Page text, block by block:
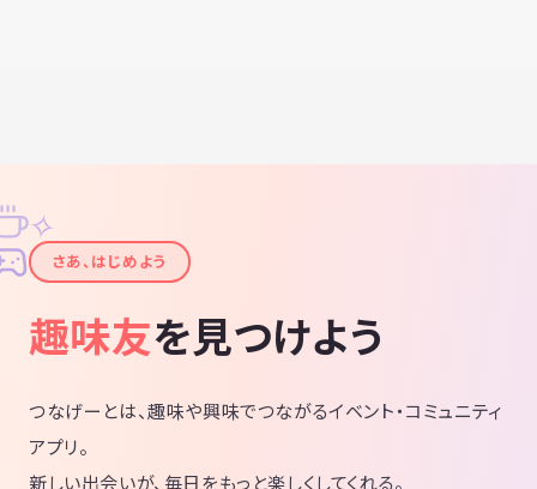
✦
✧
さあ、はじめよう
趣味友を見つけよう
つなげーとは、趣味や興味でつながるイベント・コミュニティ
アプリ。
新しい出会いが、毎日をもっと楽しくしてくれる。